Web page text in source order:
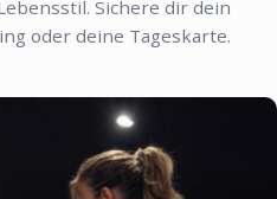
Sichere dir dein
oder deine Tageskarte.